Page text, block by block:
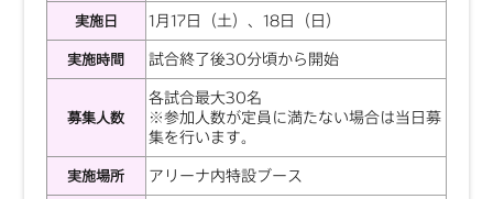
実施日 1月17日（土）、18日（日）
実施時間 試合終了後30分頃から開始
募集人数
各試合最大30名
※参加人数が定員に満たない場合は当日募
集を行います。
実施場所 アリーナ内特設ブース